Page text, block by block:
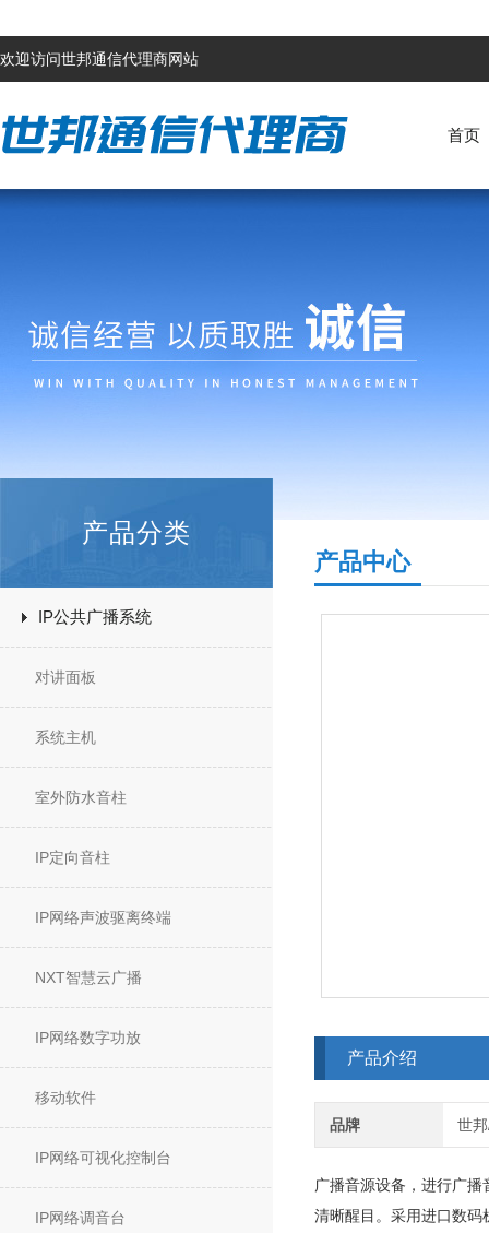
欢迎访问世邦通信代理商网站
首页
产品分类
IP公共广播系统
对讲面板
系统主机
室外防水音柱
IP定向音柱
IP网络声波驱离终端
NXT智慧云广播
IP网络数字功放
移动软件
IP网络可视化控制台
IP网络调音台
产品中心
产品介绍
品牌 世
广播音源设备，进行广
清晰醒目。采用进口数码